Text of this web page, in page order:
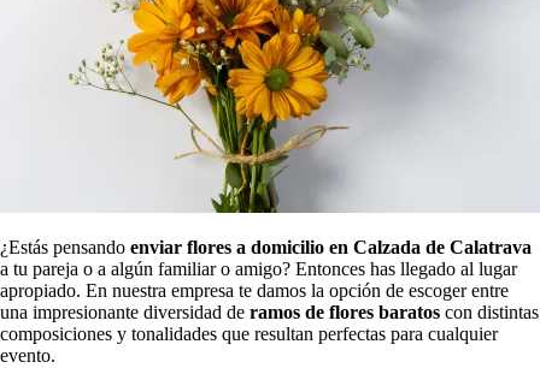
¿Estás pensando enviar flores a domicilio en Calzada de Calatrava
a tu pareja o a algún familiar o amigo? Entonces has llegado al lugar
apropiado. En nuestra empresa te damos la opción de escoger entre
una impresionante diversidad de ramos de flores baratos con distintas
composiciones y tonalidades que resultan perfectas para cualquier
evento.